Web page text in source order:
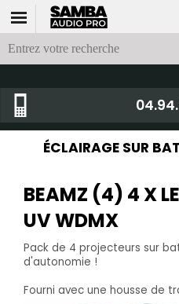
ÉCLAIRAGE SUR
BEAMZ (4) 4 X
UV WDMX
Pack de 4 projecteurs sur
d'autonomie !
Fourni avec une housse de